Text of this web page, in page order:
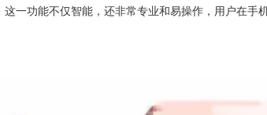
这一功能不仅智能，还非常专业和易操作，用户在